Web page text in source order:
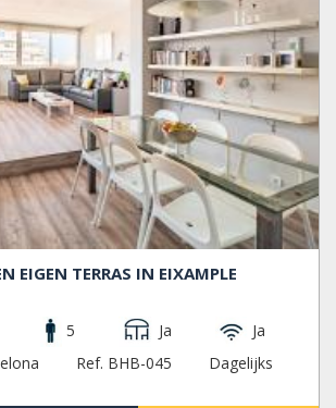
EIGEN TERRAS IN EIXAMPLE
5 Ja
Ja
Ref. BHB-045
Dagelijks